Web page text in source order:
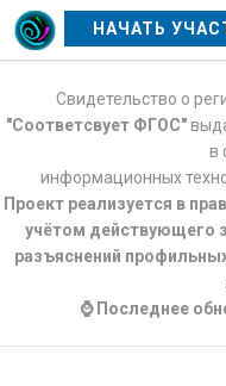
НАЧАТЬ
Свидетельство о
"Соответсвует ФГОС"
в
информационных
Проект реализуется в
учётом действующего
разъяснений
⌚ Последнее